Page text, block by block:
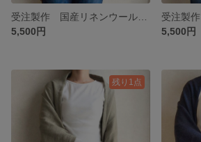
5,500円
5,500円
残り1点